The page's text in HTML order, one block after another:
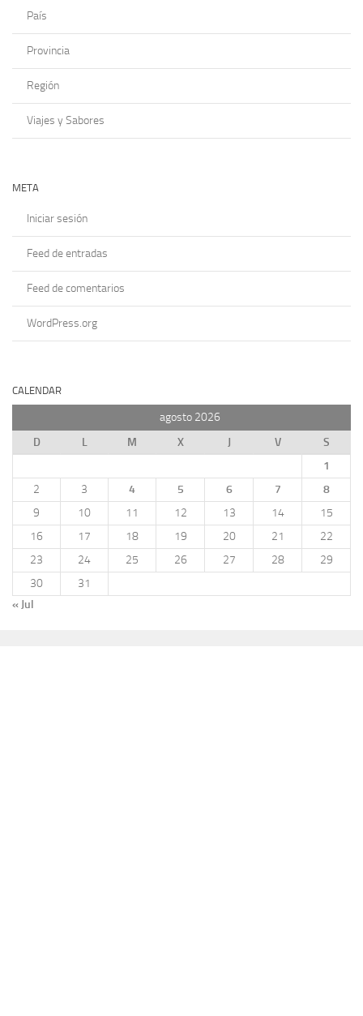
País
Provincia
Región
Viajes y Sabores
META
Iniciar sesión
Feed de entradas
Feed de comentarios
WordPress.org
CALENDAR
agosto 2026
D
L M X J V
S
1
2
3 4 5 6 7
8
9
10 11 12 13 14
15
16
17 18 19 20 21
22
23
24 25 26 27 28
29
30
31
« Jul